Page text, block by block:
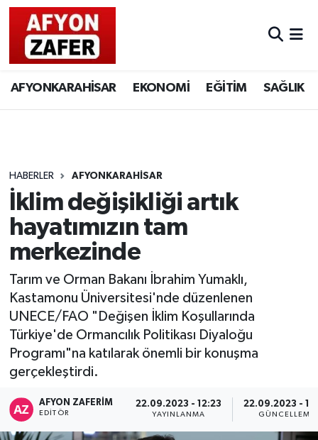
AFYONKARAHİSAR EKONOMİ EĞİTİM SAĞLIK
HABERLER AFYONKARAHİSAR
İklim değişikliği artık
hayatımızın tam
merkezinde
Tarım ve Orman Bakanı İbrahim Yumaklı,
Kastamonu Üniversitesi'nde düzenlenen
UNECE/FAO "Değişen İklim Koşullarında
Türkiye'de Ormancılık Politikası Diyaloğu
Programı"na katılarak önemli bir konuşma
gerçekleştirdi.
AFYON ZAFERİM
EDITÖR
22.09.2023 - 12:23
YAYINLANMA
22.09.2023 -
GÜNCELLEME